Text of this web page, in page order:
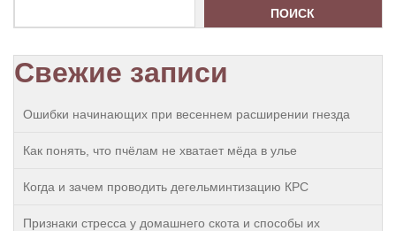
ПОИСК
Свежие записи
Ошибки начинающих при весеннем расширении гнезда
Как понять, что пчёлам не хватает мёда в улье
Когда и зачем проводить дегельминтизацию КРС
Признаки стресса у домашнего скота и способы их